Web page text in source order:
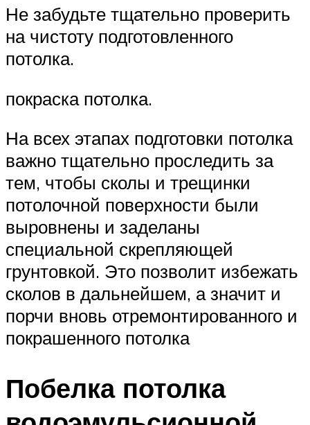
Не забудьте тщательно проверить
на чистоту подготовленного
потолка.
покраска потолка.
На всех этапах подготовки потолка
важно тщательно проследить за
тем, чтобы сколы и трещинки
потолочной поверхности были
выровнены и заделаны
специальной скрепляющей
грунтовкой. Это позволит избежать
сколов в дальнейшем, а значит и
порчи вновь отремонтированного и
покрашенного потолка
Побелка потолка